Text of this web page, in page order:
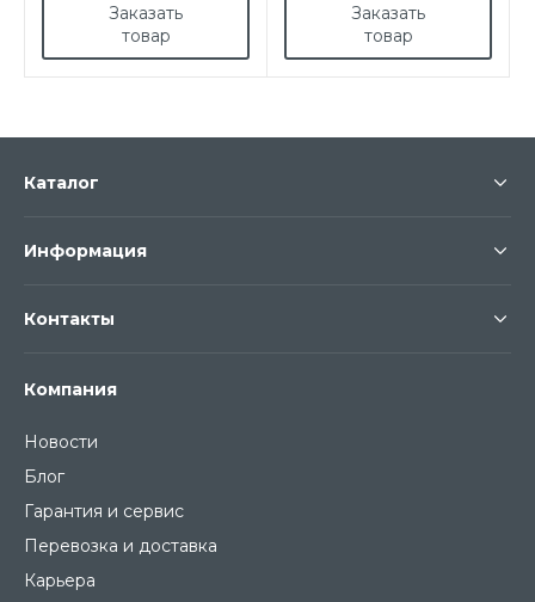
Заказать
товар
Заказать
товар
Компания
Новости
Блог
Гарантия и сервис
Перевозка и доставка
Карьера
Каталог
Информация
Контакты